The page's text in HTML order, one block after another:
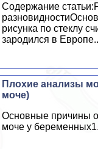
Содержание
рисунка по стеклу
зародился в
Плохие анализы
моче)
Основные причины
моче у